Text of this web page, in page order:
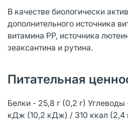
В качестве биологически
дополнительного источника
витамина РР, источника
зеаксантина и рутина.
Питательная
Белки - 25,8 г (0,2 г) Углеводы
кДж (10,2 кДж) / 310 ккал (2,4